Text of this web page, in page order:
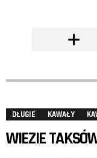
DŁUGIE KAWAŁY
WIEZIE